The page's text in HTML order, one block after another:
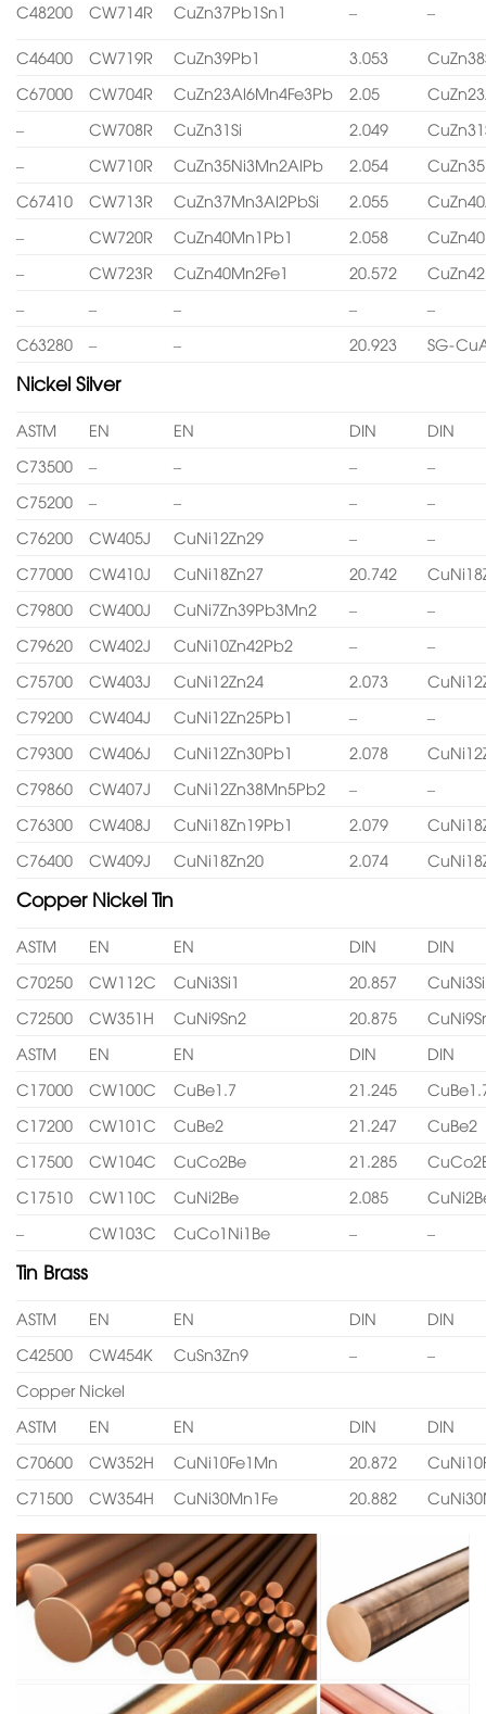
C48200 CW714R CuZn37Pb1Sn1 – –
C46400 CW719R CuZn39Pb1 3.053
C67000
CW704R CuZn23Al6Mn4Fe3Pb 2.05
–
CW708R CuZn31Si 2.049
–
CW710R CuZn35Ni3Mn2AlPb 2.054
C67410
CW713R CuZn37Mn3Al2PbSi 2.055
–
CW720R CuZn40Mn1Pb1 2.058
–
CW723R CuZn40Mn2Fe1 20.572
–
– – –
–
C63280
– – 20.923 SG-
Nickel Silver
ASTM EN EN DIN
DIN
C73500
– – –
–
C75200
– – –
–
C76200
CW405J CuNi12Zn29 –
–
C77000
CW410J CuNi18Zn27 20.742
C79800
CW400J CuNi7Zn39Pb3Mn2 –
–
C79620
CW402J CuNi10Zn42Pb2 –
–
C75700
CW403J CuNi12Zn24 2.073
C79200
CW404J CuNi12Zn25Pb1 –
–
C79300
CW406J CuNi12Zn30Pb1 2.078
C79860
CW407J CuNi12Zn38Mn5Pb2 –
–
C76300
CW408J CuNi18Zn19Pb1 2.079
C76400
CW409J CuNi18Zn20 2.074
Copper Nickel Tin
ASTM EN EN DIN
DIN
C70250
CW112C CuNi3Si1 20.857
CuNi3Si
C72500
CW351H CuNi9Sn2 20.875
ASTM
EN EN DIN
DIN
C17000
CW100C CuBe1.7 21.245
C17200
CW101C CuBe2 21.247
CuBe2
C17500
CW104C CuCo2Be 21.285
C17510
CW110C CuNi2Be 2.085
–
CW103C CuCo1Ni1Be – –
Tin Brass
ASTM EN EN DIN
DIN
C42500
CW454K CuSn3Zn9 –
–
Copper Nickel
ASTM
EN EN DIN
DIN
C70600
CW352H CuNi10Fe1Mn 20.872
C71500
CW354H CuNi30Mn1Fe 20.882